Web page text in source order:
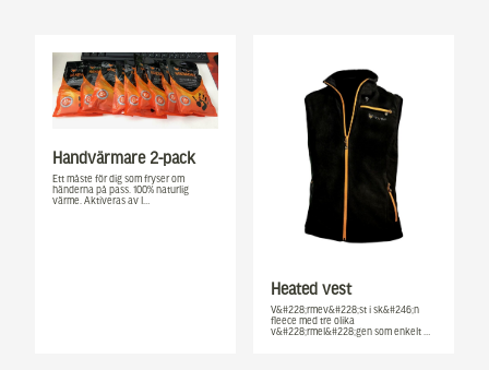
Handvärmare 2-pack
Ett måste för dig som fryser om
händerna på pass. 100% naturlig
värme. Aktiveras av l…
Heated vest
V&#228;rmev&#228;st i sk&#246;n
fleece med tre olika
v&#228;rmel&#228;gen som enkelt …